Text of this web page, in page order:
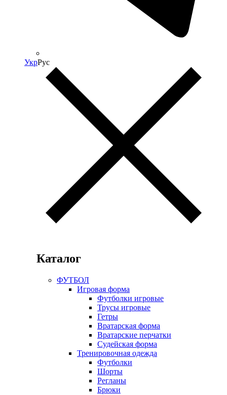
УкрРус
Каталог
ФУТБОЛ
Игровая форма
Футболки игровые
Трусы игровые
Гетры
Вратарская форма
Вратарские перчатки
Судейская форма
Тренировочная одежда
Футболки
Шорты
Регланы
Брюки